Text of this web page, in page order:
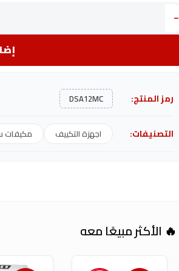
-
رمز المنتج: DSA12MC
التصنيفات: اجهزة التكييف مكيفات
🔥 الأكثر مبيعًا معه